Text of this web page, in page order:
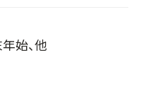
始、他